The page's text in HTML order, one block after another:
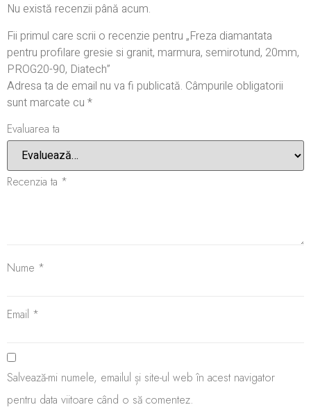
Nu există recenzii până acum.
Fii primul care scrii o recenzie pentru „Freza diamantata
pentru profilare gresie si granit, marmura, semirotund, 20mm,
PROG20-90, Diatech”
Adresa ta de email nu va fi publicată. Câmpurile obligatorii
sunt marcate cu *
Evaluarea ta
Recenzia ta *
Nume *
Email *
Salvează-mi numele, emailul și site-ul web în acest navigator
pentru data viitoare când o să comentez.